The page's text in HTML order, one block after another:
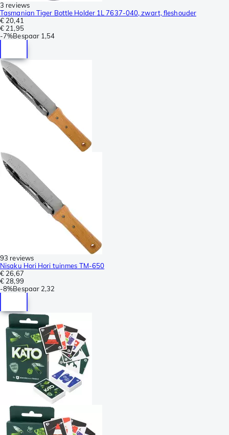
3 reviews
Tasmanian Tiger Bottle Holder 1L 7637-040, zwart, fleshouder
€ 20,41
€ 21,95
-7%Bespaar 1,54
93 reviews
Nisaku Hori Hori tuinmes TM-650
€ 26,67
€ 28,99
-8%Bespaar 2,32